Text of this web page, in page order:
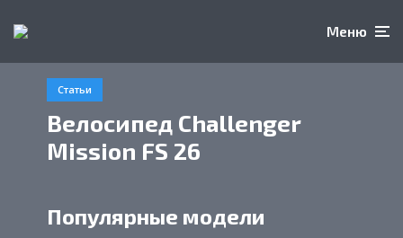
Меню
Статьи
Велосипед Challenger
Mission FS 26
Популярные модели